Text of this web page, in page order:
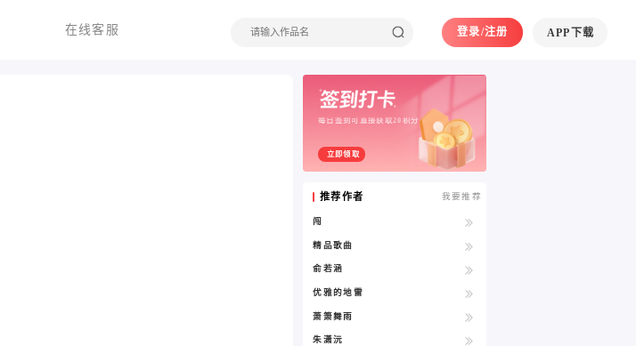
在线客服 登录/注册 APP下载
每日签到可直接获取20积分
立即领取
推荐作者 我要推荐
闯
精品歌曲
俞若涵
优雅的地雷
萧箫舞雨
朱潇沅